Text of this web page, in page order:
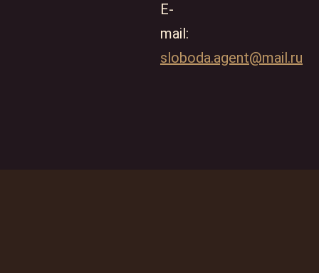
E-
mail:
sloboda.agent@mail.ru